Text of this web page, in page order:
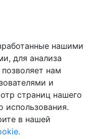
нашими
для анализа
нам
и
страниц нашего
использования.
в нашей